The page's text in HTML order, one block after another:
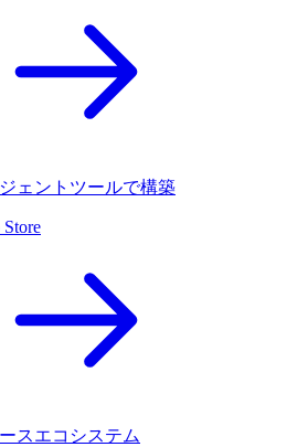
ェントツールで構築
スエコシステム